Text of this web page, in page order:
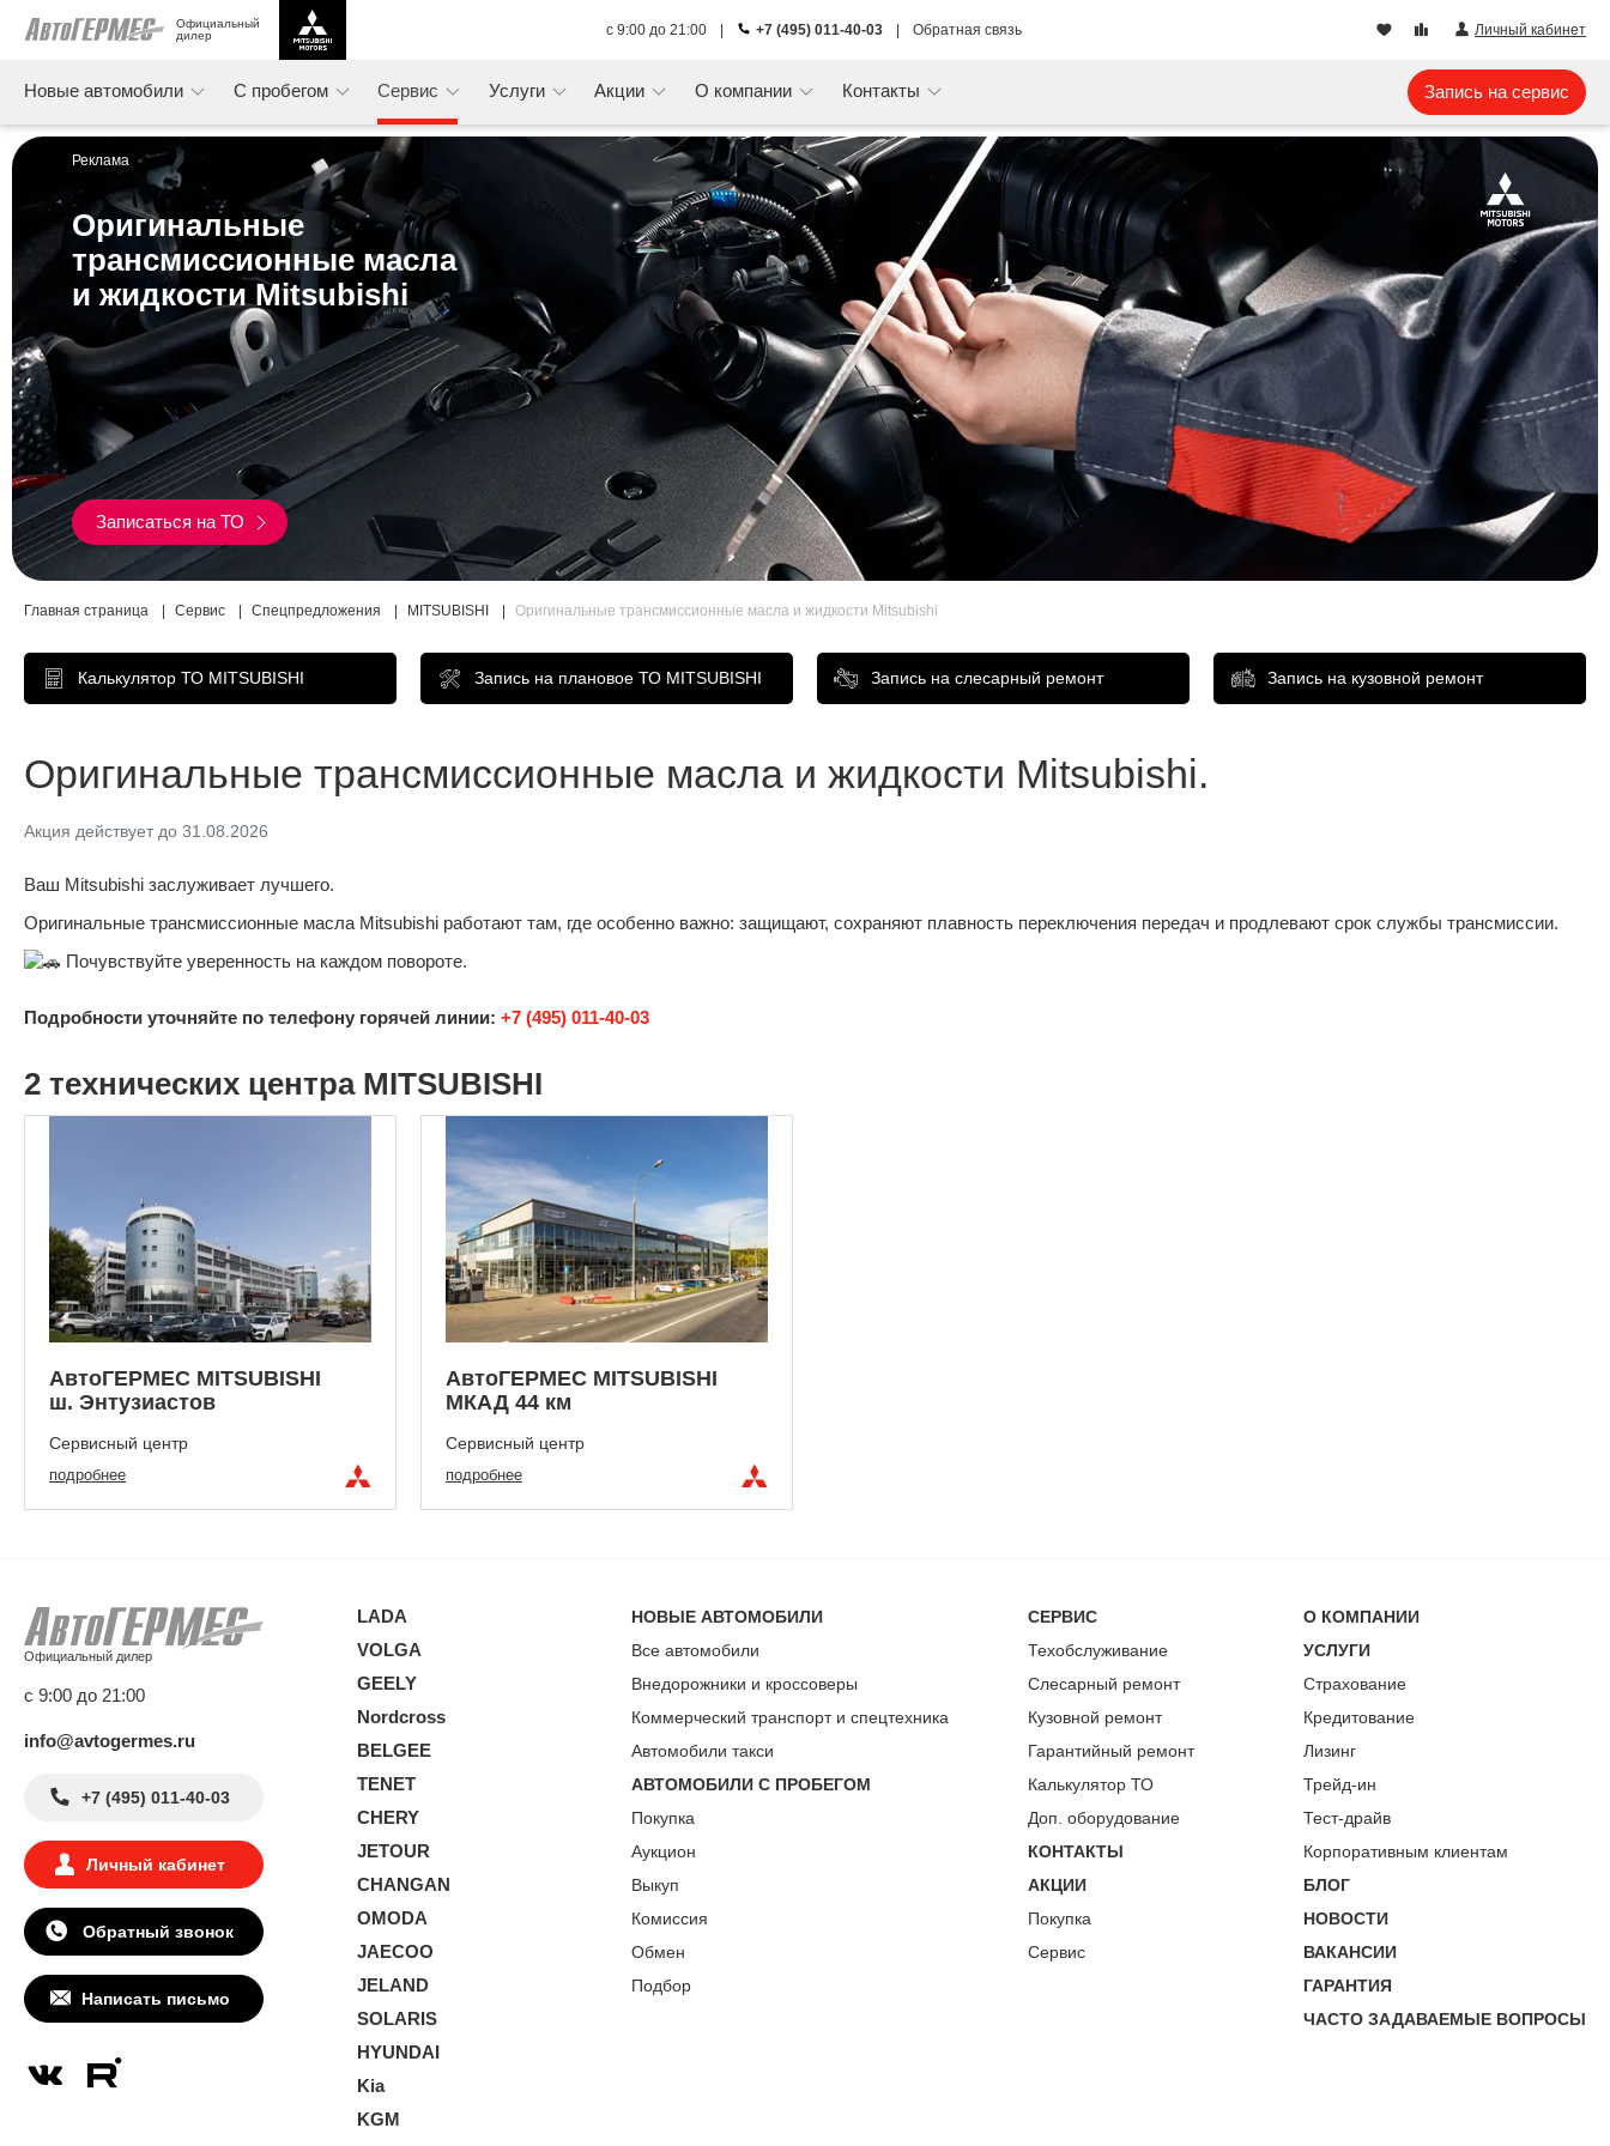
Официальный
дилер
с 9:00 до 21:00 +7 (495) 011-40-03 Обратная связь Личный кабинет
Новые автомобили С пробегом Сервис Услуги Акции О компании Контакты Запись на сервис
Реклама
Оригинальные
трансмиссионные масла
и жидкости Mitsubishi​
Записаться на ТО
Главная страница Сервис Спецпредложения MITSUBISHI Оригинальные трансмиссионные масла и жидкости Mitsubishi​
Калькулятор ТО MITSUBISHI Запись на плановое ТО MITSUBISHI Запись на слесарный ремонт Запись на кузовной ремонт
Оригинальные трансмиссионные масла и жидкости Mitsubishi​.
Акция действует до 31.08.2026
Ваш Mitsubishi заслуживает лучшего.​
Оригинальные трансмиссионные масла Mitsubishi работают там, где особенно важно: защищают, сохраняют плавность переключения передач и продлевают срок службы трансмиссии.​
Почувствуйте уверенность на каждом повороте.
Подробности уточняйте по телефону горячей линии: +7 (495) 011-40-03
2 технических центра MITSUBISHI
АвтоГЕРМЕС MITSUBISHI
ш. Энтузиастов
Сервисный центр
подробнее
АвтоГЕРМЕС MITSUBISHI
МКАД 44 км
Сервисный центр
подробнее
Официальный дилер
с 9:00 до 21:00
info@avtogermes.ru
+7 (495) 011-40-03
Личный кабинет
Обратный звонок
Написать письмо
LADA
VOLGA
GEELY
Nordcross
BELGEE
TENET
CHERY
JETOUR
CHANGAN
OMODA
JAECOO
JELAND
SOLARIS
HYUNDAI
Kia
KGM
НОВЫЕ АВТОМОБИЛИ
Все автомобили
Внедорожники и кроссоверы
Коммерческий транспорт и спецтехника
Автомобили такси
АВТОМОБИЛИ С ПРОБЕГОМ
Покупка
Аукцион
Выкуп
Комиссия
Обмен
Подбор
СЕРВИС
Техобслуживание
Слесарный ремонт
Кузовной ремонт
Гарантийный ремонт
Калькулятор ТО
Доп. оборудование
КОНТАКТЫ
АКЦИИ
Покупка
Сервис
О КОМПАНИИ
УСЛУГИ
Страхование
Кредитование
Лизинг
Трейд-ин
Тест-драйв
Корпоративным клиентам
БЛОГ
НОВОСТИ
ВАКАНСИИ
ГАРАНТИЯ
ЧАСТО ЗАДАВАЕМЫЕ ВОПРОСЫ